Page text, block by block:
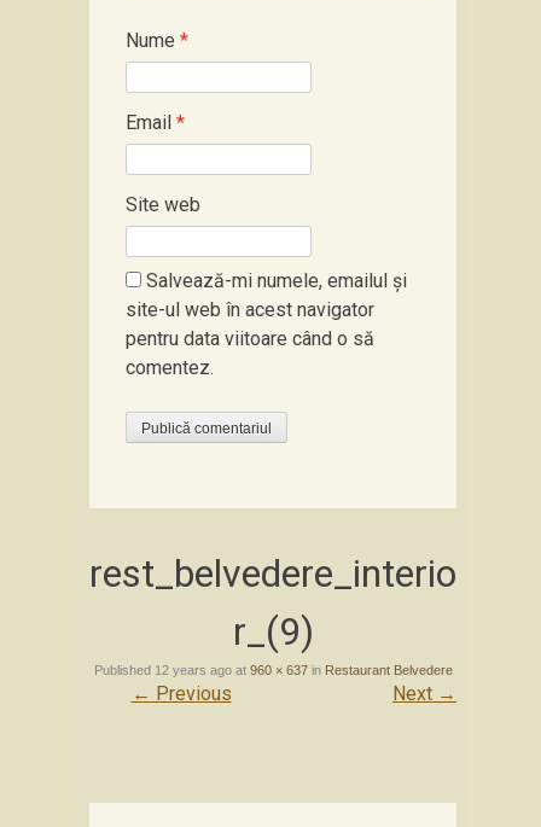
Nume *
Email *
Site web
Salvează-mi numele, emailul și
site-ul web în acest navigator
pentru data viitoare când o să
comentez.
rest_belvedere_interio
r_(9)
Published 12 years agoat 960 × 637in Restaurant Belvedere
← Previous Next →